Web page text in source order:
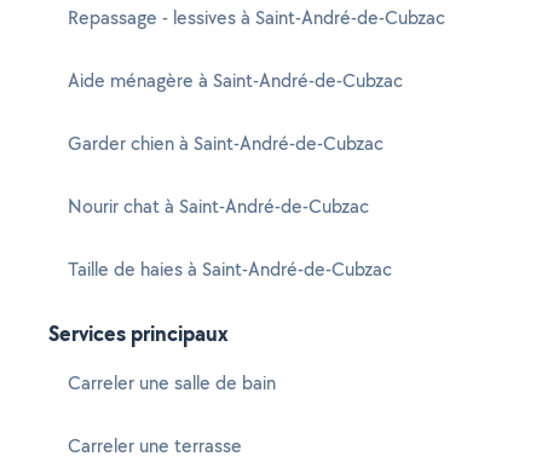
Repassage - lessives à Saint-André-de-Cubzac
Aide ménagère à Saint-André-de-Cubzac
Garder chien à Saint-André-de-Cubzac
Nourir chat à Saint-André-de-Cubzac
Taille de haies à Saint-André-de-Cubzac
Services principaux
Carreler une salle de bain
Carreler une terrasse